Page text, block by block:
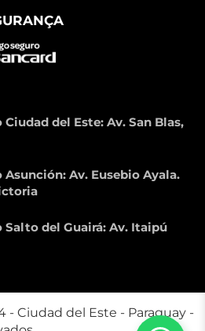
del Este: Av. San Blas,
Av. Eusebio Ayala.
del Guairá: Av. Itaipú
- Ciudad del Este - Paraguay -